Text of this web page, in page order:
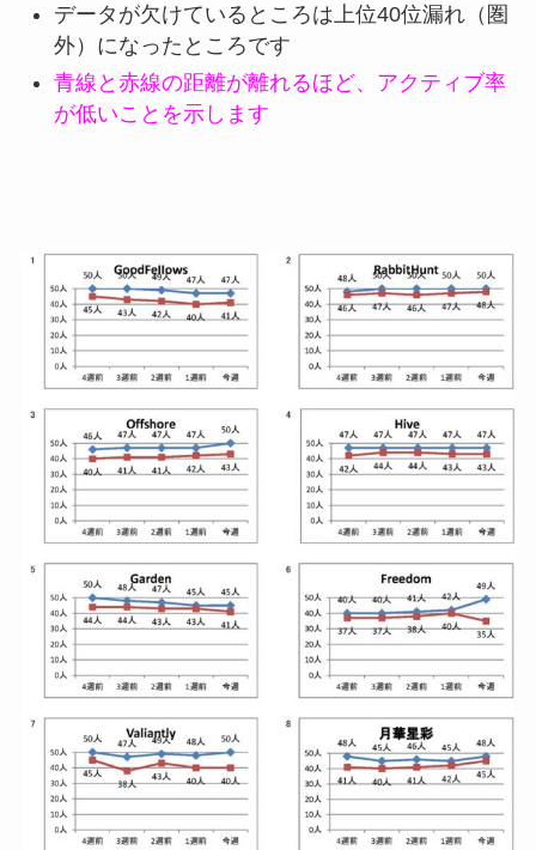
データが欠けているところは上位40位漏れ（圏
外）になったところです
青線と赤線の距離が離れるほど、アクティブ率
が低いことを示します